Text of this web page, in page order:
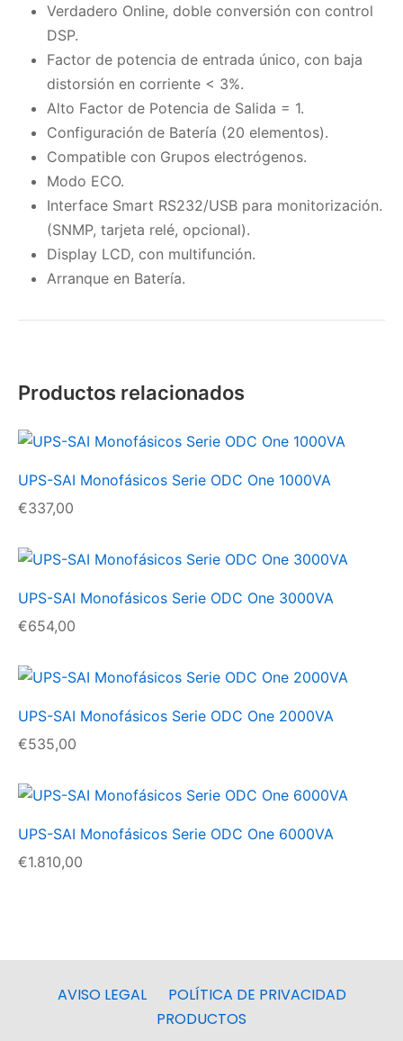
Verdadero Online, doble conversión con control
DSP.
Factor de potencia de entrada único, con baja
distorsión en corriente < 3%.
Alto Factor de Potencia de Salida = 1.
Configuración de Batería (20 elementos).
Compatible con Grupos electrógenos.
Modo ECO.
Interface Smart RS232/USB para monitorización.
(SNMP, tarjeta relé, opcional).
Display LCD, con multifunción.
Arranque en Batería.
Productos relacionados
UPS-SAI Monofásicos Serie ODC One 1000VA
€337,00
UPS-SAI Monofásicos Serie ODC One 3000VA
€654,00
UPS-SAI Monofásicos Serie ODC One 2000VA
€535,00
UPS-SAI Monofásicos Serie ODC One 6000VA
€1.810,00
AVISO LEGAL
POLÍTICA DE PRIVACIDAD
PRODUCTOS